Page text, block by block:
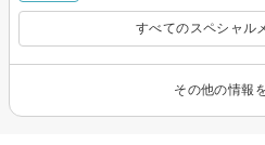
すべてのスペシャル
その他の情報